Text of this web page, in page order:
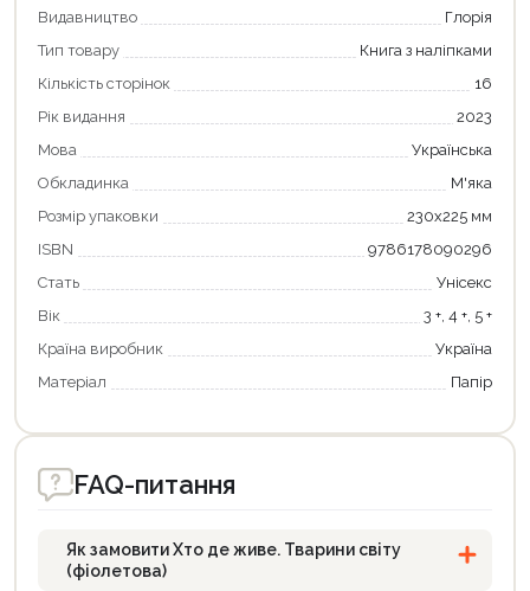
Видавництво
Глорія
Тип товару
Книга з наліпками
Кількість сторінок
16
Рік видання
2023
Мова
Українська
Обкладинка
М'яка
Розмір упаковки
230х225 мм
ISBN
9786178090296
Стать
Унісекс
Вік
3 +, 4 +, 5 +
Країна виробник
Україна
Матеріал
Папір
FAQ-питання
Як замовити Хто де живе. Тварини світу
(фіолетова)